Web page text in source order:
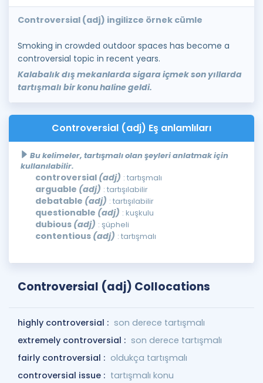
Controversial (adj) ingilizce örnek cümle
Smoking in crowded outdoor spaces has become a
controversial topic in recent years.
Kalabalık dış mekanlarda sigara içmek son yıllarda
tartışmalı bir konu haline geldi.
Controversial (adj) Eş anlamlıları
Bu kelimeler, tartışmalı olan şeyleri anlatmak için
kullanılabilir.
controversial (adj) : tartışmalı
arguable (adj) : tartışılabilir
debatable (adj) : tartışılabilir
questionable (adj) : kuşkulu
dubious (adj) : şüpheli
contentious (adj) : tartışmalı
Controversial (adj) Collocations
highly controversial : son derece tartışmalı
extremely controversial : son derece tartışmalı
fairly controversial : oldukça tartışmalı
controversial issue : tartışmalı konu